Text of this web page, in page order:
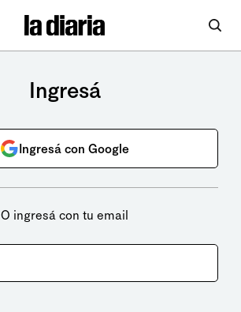
Ingresá
Ingresá con Google
O ingresá con tu email